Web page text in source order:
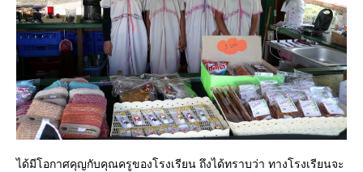
ได้มีโอกาศคุญกับคุณครูของโรงเรียน ถึงได้ทราบว่า ทางโรงเรียนจะ